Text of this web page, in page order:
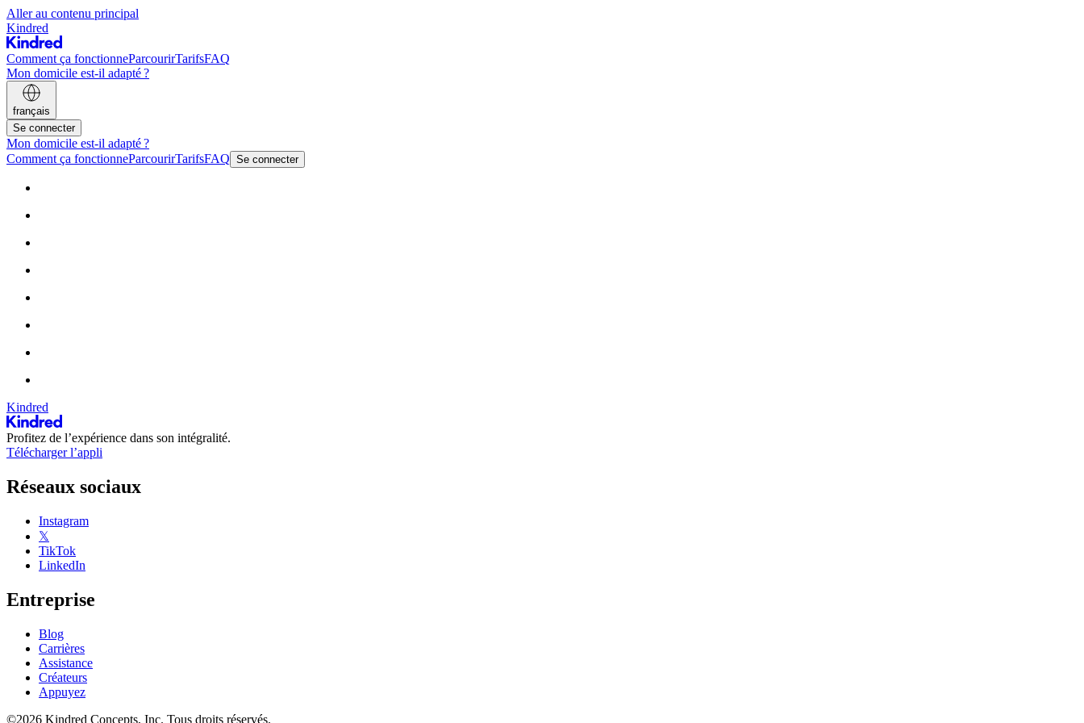
Aller au contenu principal
Kindred
Comment ça fonctionneParcourirTarifsFAQ
Mon domicile est-il adapté ?
français
Se connecter
Mon domicile est-il adapté ?
Comment ça fonctionneParcourirTarifsFAQ Se connecter
Kindred
Profitez de l’expérience dans son intégralité.
Télécharger l’appli
Réseaux sociaux
Instagram
𝕏
TikTok
LinkedIn
Entreprise
Blog
Carrières
Assistance
Créateurs
Appuyez
©2026 Kindred Concepts, Inc. Tous droits réservés.